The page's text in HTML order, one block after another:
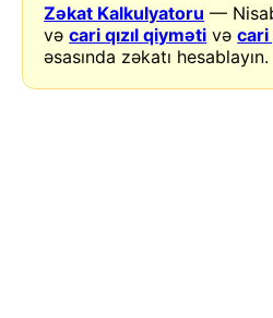
Zəkat Kalkulyatoru —
vəcari qızıl qiyməti vəcari
əsasında zəkatı hesablayın.